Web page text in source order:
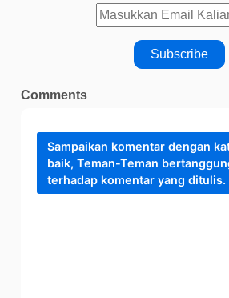
Comments
Sampaikan komentar dengan
baik, Teman-Teman
terhadap komentar yang ditulis.